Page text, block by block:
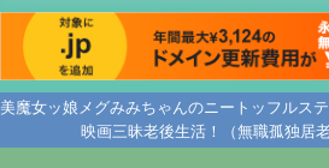
美魔女ッ娘メグみみちゃんのニートッフルス
映画三昧老後生活！（無職孤独居